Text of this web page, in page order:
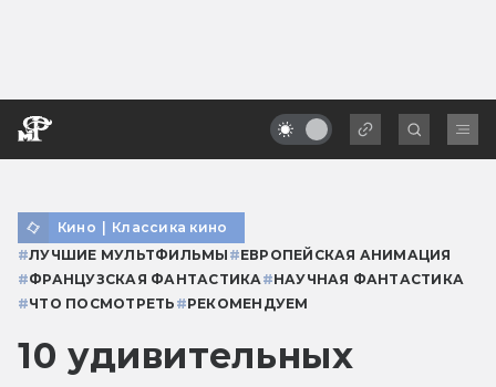
Кино | Классика кино
#ЛУЧШИЕ МУЛЬТФИЛЬМЫ #ЕВРОПЕЙСКАЯ АНИМАЦИЯ
#ФРАНЦУЗСКАЯ ФАНТАСТИКА #НАУЧНАЯ ФАНТАСТИКА
#ЧТО ПОСМОТРЕТЬ #РЕКОМЕНДУЕМ
10 удивительных